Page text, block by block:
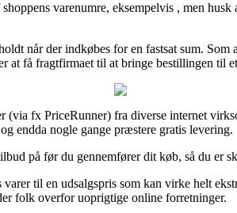
varenumre, eksempelvis , men
når der indkøbes for en fastsat sum.
få fragtfirmaet til at bringe bestillingen til
fx PriceRunner) fra diverse internet
endda nogle gange præstere gratis levering.
på før du gennemfører dit køb, så du er
til en udsalgspris som kan virke helt
folk overfor uoprigtige online forretninger.